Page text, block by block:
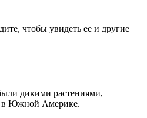
чтобы увидеть ее и другие
дикими растениями,
в Южной Америке.